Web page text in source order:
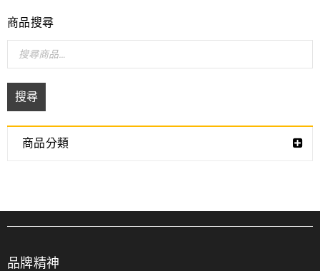
商品搜尋
搜尋
商品分類
品牌精神